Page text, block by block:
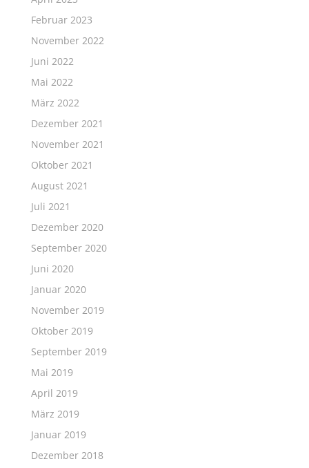
Februar 2023
November 2022
Juni 2022
Mai 2022
März 2022
Dezember 2021
November 2021
Oktober 2021
August 2021
Juli 2021
Dezember 2020
September 2020
Juni 2020
Januar 2020
November 2019
Oktober 2019
September 2019
Mai 2019
April 2019
März 2019
Januar 2019
Dezember 2018